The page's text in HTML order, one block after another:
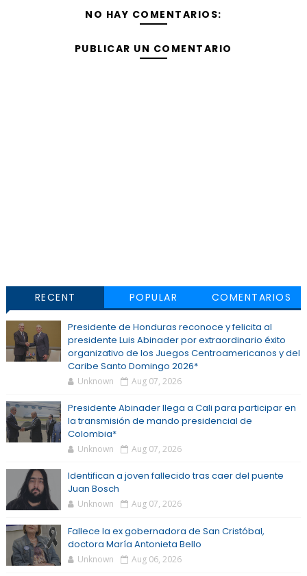
NO HAY COMENTARIOS:
PUBLICAR UN COMENTARIO
RECENT POPULAR COMENTARIOS
Presidente de Honduras reconoce y felicita al
presidente Luis Abinader por extraordinario éxito
organizativo de los Juegos Centroamericanos y del
Caribe Santo Domingo 2026*
Unknown Aug 07, 2026
Presidente Abinader llega a Cali para participar en
la transmisión de mando presidencial de
Colombia*
Unknown Aug 07, 2026
Identifican a joven fallecido tras caer del puente
Juan Bosch
Unknown Aug 07, 2026
Fallece la ex gobernadora de San Cristóbal,
doctora María Antonieta Bello
Unknown Aug 06, 2026